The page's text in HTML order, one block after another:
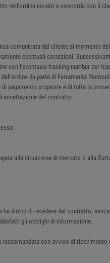
inviato e concorda con il
comunicata dal cliente al momento
eventuali correzioni.
con l'eventuale tracking number per
da parte di Ferramenta
proposte e di tutta la
accettazione del contratto.
alla situazione di mercato o alla
diritto di recedere dal contratto,
gli obblighi di informazione.
raccomandata con avviso di ricevimento